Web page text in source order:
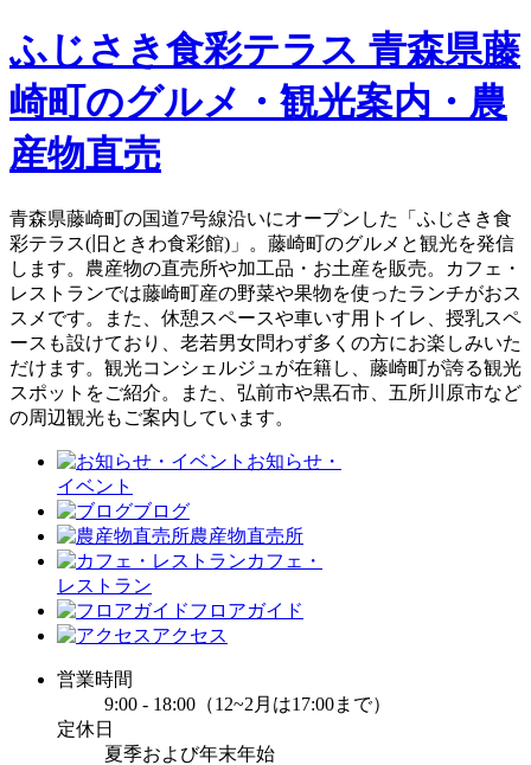
ふじさき食彩テラス 青森県藤
崎町のグルメ・観光案内・農
産物直売
青森県藤崎町の国道7号線沿いにオープンした「ふじさき食
彩テラス(旧ときわ食彩館)」。藤崎町のグルメと観光を発信
します。農産物の直売所や加工品・お土産を販売。カフェ・
レストランでは藤崎町産の野菜や果物を使ったランチがおス
スメです。また、休憩スペースや車いす用トイレ、授乳スペ
ースも設けており、老若男女問わず多くの方にお楽しみいた
だけます。観光コンシェルジュが在籍し、藤崎町が誇る観光
スポットをご紹介。また、弘前市や黒石市、五所川原市など
の周辺観光もご案内しています。
お知らせ・
イベント
ブログ
農産物直売所
カフェ・
レストラン
フロアガイド
アクセス
営業時間
9:00 - 18:00（12~2月は17:00まで）
定休日
夏季および年末年始